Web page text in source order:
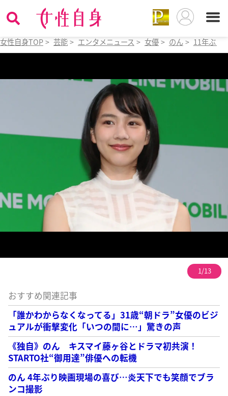
女性自身TOP > 芸能 > エンタメニュース > 女優 > のん > 11年ぶり
1/13
おすすめ関連記事
「誰かわからなくなってる」31歳“朝ドラ”女優のビジ
ュアルが衝撃変化「いつの間に…」驚きの声
《独自》のん キスマイ藤ヶ谷とドラマ初共演！
STARTO社“御用達”俳優への転機
のん 4年ぶり映画現場の喜び…炎天下でも笑顔でブラ
ンコ撮影